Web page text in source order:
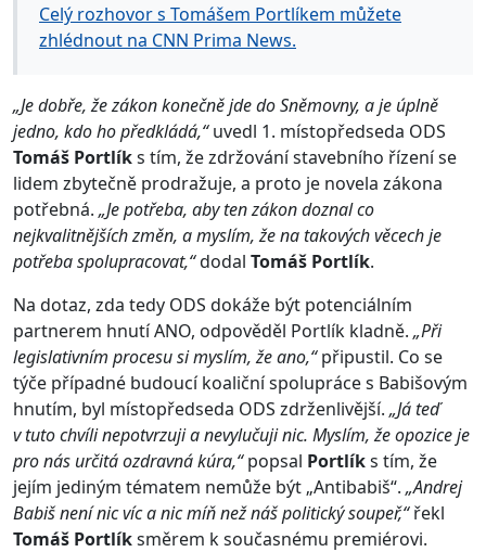
Celý rozhovor s Tomášem Portlíkem můžete
zhlédnout na CNN Prima News.
„Je dobře, že zákon konečně jde do Sněmovny, a je úplně
jedno, kdo ho předkládá,“uvedl 1. místopředseda ODS
Tomáš Portlíks tím, že zdržování stavebního řízení se
lidem zbytečně prodražuje, a proto je novela zákona
potřebná. „Je potřeba, aby ten zákon doznal co
nejkvalitnějších změn, a myslím, že na takových věcech je
potřeba spolupracovat,“dodal Tomáš Portlík.
Na dotaz, zda tedy ODS dokáže být potenciálním
partnerem hnutí ANO, odpověděl Portlík kladně. „Při
legislativním procesu si myslím, že ano,“připustil. Co se
týče případné budoucí koaliční spolupráce s Babišovým
hnutím, byl místopředseda ODS zdrženlivější. „Já teď
v tuto chvíli nepotvrzuji a nevylučuji nic. Myslím, že opozice je
pro nás určitá ozdravná kúra,“popsal Portlíks tím, že
jejím jediným tématem nemůže být „Antibabiš“. „Andrej
Babiš není nic víc a nic míň než náš politický soupeř,“řekl
Tomáš Portlíksměrem k současnému premiérovi.